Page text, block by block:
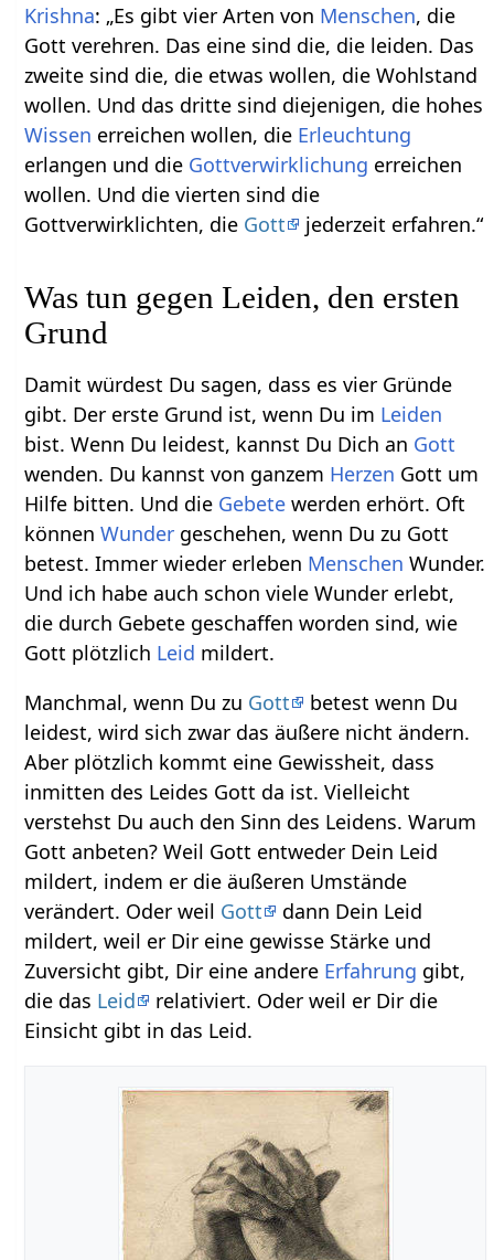
Krishna: „Es gibt vier Arten von Menschen, die
Gott verehren. Das eine sind die, die leiden. Das
zweite sind die, die etwas wollen, die Wohlstand
wollen. Und das dritte sind diejenigen, die hohes
Wissen erreichen wollen, die Erleuchtung
erlangen und die Gottverwirklichung erreichen
wollen. Und die vierten sind die
Gottverwirklichten, die Gott jederzeit erfahren.“
Was tun gegen Leiden, den ersten
Grund
Damit würdest Du sagen, dass es vier Gründe
gibt. Der erste Grund ist, wenn Du im Leiden
bist. Wenn Du leidest, kannst Du Dich an Gott
wenden. Du kannst von ganzem Herzen Gott um
Hilfe bitten. Und die Gebete werden erhört. Oft
könnenWunder geschehen, wenn Du zu Gott
betest. Immer wieder erleben Menschen Wunder.
Und ich habe auch schon viele Wunder erlebt,
die durch Gebete geschaffen worden sind, wie
Gott plötzlich Leid mildert.
Manchmal, wenn Du zu Gott
betest wenn Du
leidest, wird sich zwar das äußere nicht ändern.
Aber plötzlich kommt eine Gewissheit, dass
inmitten des Leides Gott da ist. Vielleicht
verstehst Du auch den Sinn des Leidens. Warum
Gott anbeten? Weil Gott entweder Dein Leid
mildert, indem er die äußeren Umstände
verändert. Oder weil Gott
dann Dein Leid
mildert, weil er Dir eine gewisse Stärke und
Zuversicht gibt, Dir eine andere Erfahrung gibt,
die das Leid
relativiert. Oder weil er Dir die
Einsicht gibt in das Leid.